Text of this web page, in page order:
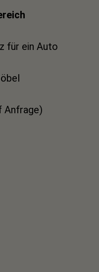
für ein Auto
Anfrage)